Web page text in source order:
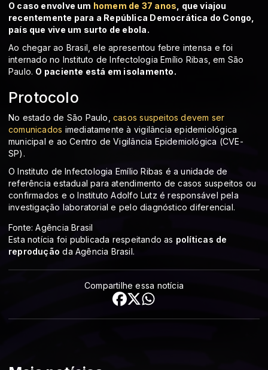
O caso envolve um homem de 37 anos , que viajou
recentemente para a República Democrática do Congo,
país que vive um surto de ebola.
Ao chegar ao Brasil, ele apresentou febre intensa e foi
internado no Instituto de Infectologia Emílio Ribas, em São
Paulo. O paciente está em isolamento.
Protocolo
No estado de São Paulo,casos suspeitos devem ser
comunicados imediatamente à vigilância epidemiológica
municipal e ao Centro de Vigilância Epidemiológica (CVE-
SP).
O Instituto de Infectologia Emílio Ribas é a unidade de
referência estadual para atendimento de casos suspeitos ou
confirmados e o Instituto Adolfo Lutz é responsável pela
investigação laboratorial e pelo diagnóstico diferencial.
Fonte: Agência Brasil
Esta notícia foi publicada respeitando as políticas de
reprodução da Agência Brasil.
Compartilhe essa notícia